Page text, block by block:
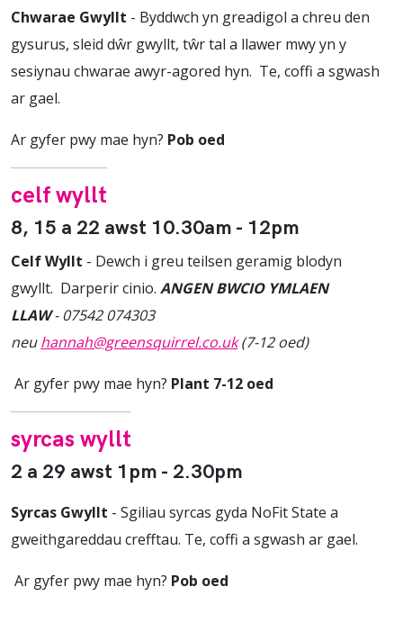
Chwarae Gwyllt - Byddwch yn greadigol a chreu den
gysurus, sleid dŵr gwyllt, tŵr tal a llawer mwy yn y
sesiynau chwarae awyr-agored hyn. Te, coffi a sgwash
ar gael.
Ar gyfer pwy mae hyn? Pob oed
celf wyllt
8, 15 a 22 awst 10.30am - 12pm
Celf Wyllt - Dewch i greu teilsen geramig blodyn
gwyllt. Darperir cinio. ANGEN BWCIO YMLAEN
LLAW- 07542 074303
neuhannah@greensquirrel.co.uk(7-12 oed)
Ar gyfer pwy mae hyn? Plant 7-12 oed
syrcas wyllt
2 a 29 awst 1pm - 2.30pm
Syrcas Gwyllt - Sgiliau syrcas gyda NoFit State a
gweithgareddau crefftau. Te, coffi a sgwash ar gael.
Ar gyfer pwy mae hyn? Pob oed